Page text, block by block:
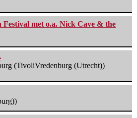
Festival met o.a. Nick Cave & the
(TivoliVredenburg (Utrecht))